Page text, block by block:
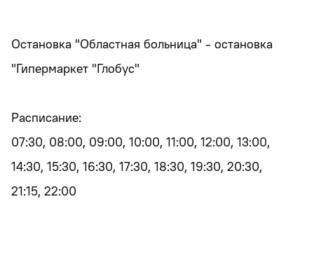
Остановка "Областная больница" - остановка
"Гипермаркет "Глобус"
Расписание:
07:30, 08:00, 09:00, 10:00, 11:00, 12:00, 13:00,
14:30, 15:30, 16:30, 17:30, 18:30, 19:30, 20:30,
21:15, 22:00